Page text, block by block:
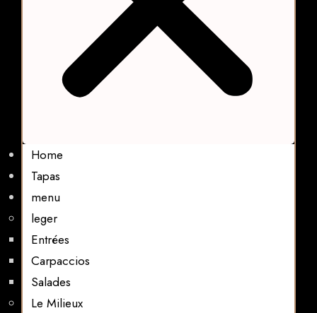
Home
Tapas
menu
leger
Entrées
Carpaccios
Salades
Le Milieux